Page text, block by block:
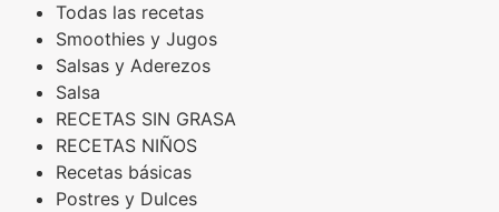
Todas las recetas
Smoothies y Jugos
Salsas y Aderezos
Salsa
RECETAS SIN GRASA
RECETAS NIÑOS
Recetas básicas
Postres y Dulces